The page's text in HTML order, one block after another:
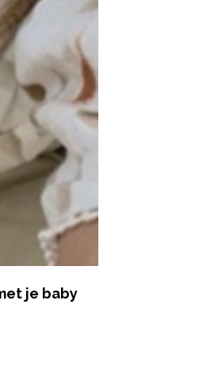
je baby